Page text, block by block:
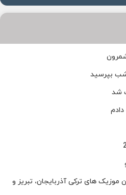
شب بپرسید
شد
موزیک‌ های ترکی آذربایجان، تبریز و